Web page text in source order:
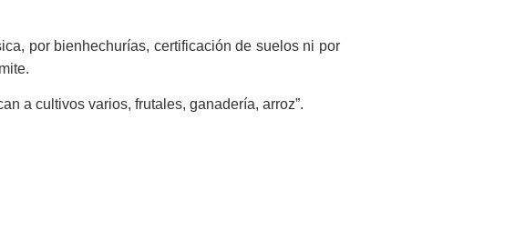
por bienhechurías, certificación de suelos ni por
a cultivos varios, frutales, ganadería, arroz”.